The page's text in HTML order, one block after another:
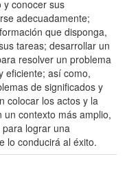
y conocer sus
adecuadamente;
que disponga,
tareas; desarrollar un
resolver un problema
eficiente; así como,
de significados y
colocar los actos y la
contexto más amplio,
lograr una
lo conducirá al éxito.